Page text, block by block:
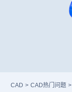
CAD > CAD热门问题 >